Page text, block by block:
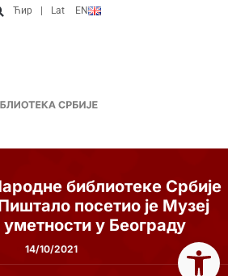
Ћир Lat EN
библиотеке Србије
посетио је Музеј
у Београду
14/10/2021